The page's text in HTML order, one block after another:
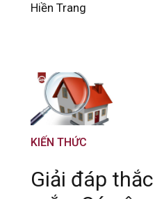
Hiền Trang
KIẾN THỨC
Giải đáp thắc